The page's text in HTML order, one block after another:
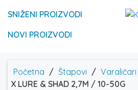
SNIŽENI PROIZVODI
NOVI PROIZVODI
Početna / Štapovi / Varaličari
X LURE & SHAD 2,7M / 10-50G